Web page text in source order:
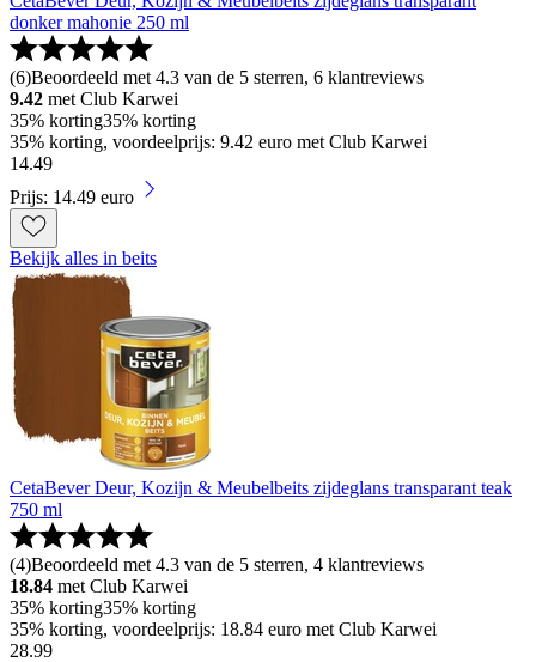
donker mahonie 250 ml
(6)Beoordeeld met 4.3 van de 5 sterren, 6 klantreviews
9.42 met Club Karwei
35% korting35% korting
35% korting, voordeelprijs: 9.42 euro met Club Karwei
14.49
Prijs: 14.49 euro
Bekijk alles in beits
CetaBever Deur, Kozijn & Meubelbeits zijdeglans transparant teak
750 ml
(4)Beoordeeld met 4.3 van de 5 sterren, 4 klantreviews
18.84 met Club Karwei
35% korting35% korting
35% korting, voordeelprijs: 18.84 euro met Club Karwei
28.99